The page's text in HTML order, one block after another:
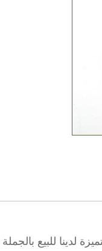
للبيع بالجملة